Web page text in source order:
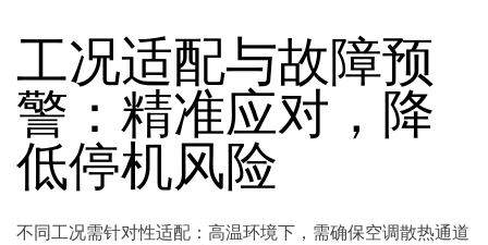
工况适配与故障预
警：精准应对，降
低停机风险
不同工况需针对性适配：高温环境下，需确保空调散热通道